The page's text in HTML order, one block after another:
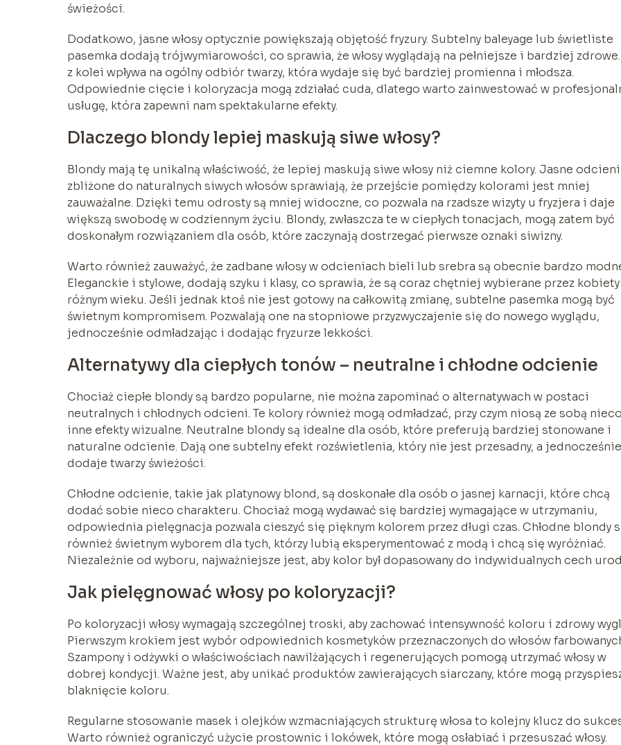
świeżości.
Dodatkowo, jasne włosy optycznie powiększają objętość fryzury. Subtelny baleyage lub świetliste
pasemka dodają trójwymiarowości, co sprawia, że włosy wyglądają na pełniejsze i bardziej
z kolei wpływa na ogólny odbiór twarzy, która wydaje się być bardziej promienna i młodsza.
Odpowiednie cięcie i koloryzacja mogą zdziałać cuda, dlatego warto zainwestować w
usługę, która zapewni nam spektakularne efekty.
Dlaczego blondy lepiej maskują siwe włosy?
Blondy mają tę unikalną właściwość, że lepiej maskują siwe włosy niż ciemne kolory. Jasne
zbliżone do naturalnych siwych włosów sprawiają, że przejście pomiędzy kolorami jest mniej
zauważalne. Dzięki temu odrosty są mniej widoczne, co pozwala na rzadsze wizyty u fryzjera i daje
większą swobodę w codziennym życiu. Blondy, zwłaszcza te w ciepłych tonacjach, mogą zatem być
doskonałym rozwiązaniem dla osób, które zaczynają dostrzegać pierwsze oznaki siwizny.
Warto również zauważyć, że zadbane włosy w odcieniach bieli lub srebra są obecnie bardzo
Eleganckie i stylowe, dodają szyku i klasy, co sprawia, że są coraz chętniej wybierane przez
różnym wieku. Jeśli jednak ktoś nie jest gotowy na całkowitą zmianę, subtelne pasemka mogą być
świetnym kompromisem. Pozwalają one na stopniowe przyzwyczajenie się do nowego wyglądu,
jednocześnie odmładzając i dodając fryzurze lekkości.
Alternatywy dla ciepłych tonów – neutralne i chłodne odcienie
Chociaż ciepłe blondy są bardzo popularne, nie można zapominać o alternatywach w postaci
neutralnych i chłodnych odcieni. Te kolory również mogą odmładzać, przy czym niosą ze sobą
inne efekty wizualne. Neutralne blondy są idealne dla osób, które preferują bardziej stonowane i
naturalne odcienie. Dają one subtelny efekt rozświetlenia, który nie jest przesadny, a jednocześnie
dodaje twarzy świeżości.
Chłodne odcienie, takie jak platynowy blond, są doskonałe dla osób o jasnej karnacji, które chcą
dodać sobie nieco charakteru. Chociaż mogą wydawać się bardziej wymagające w utrzymaniu,
odpowiednia pielęgnacja pozwala cieszyć się pięknym kolorem przez długi czas. Chłodne blondy
również świetnym wyborem dla tych, którzy lubią eksperymentować z modą i chcą się wyróżniać.
Niezależnie od wyboru, najważniejsze jest, aby kolor był dopasowany do indywidualnych cech
Jak pielęgnować włosy po koloryzacji?
Po koloryzacji włosy wymagają szczególnej troski, aby zachować intensywność koloru i zdrowy
Pierwszym krokiem jest wybór odpowiednich kosmetyków przeznaczonych do włosów
Szampony i odżywki o właściwościach nawilżających i regenerujących pomogą utrzymać włosy w
dobrej kondycji. Ważne jest, aby unikać produktów zawierających siarczany, które mogą
blaknięcie koloru.
Regularne stosowanie masek i olejków wzmacniających strukturę włosa to kolejny klucz do
Warto również ograniczyć użycie prostownic i lokówek, które mogą osłabiać i przesuszać włosy.